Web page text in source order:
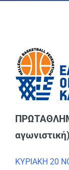
ΧΡΗΣΙΜΑ
αγωνιστική)
ΚΥΡΙΑΚΗ 20